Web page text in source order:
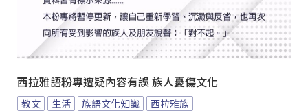
西拉雅語粉專遭疑內容有誤 族人憂傷文化
教文 生活 族語文化知識 西拉雅族